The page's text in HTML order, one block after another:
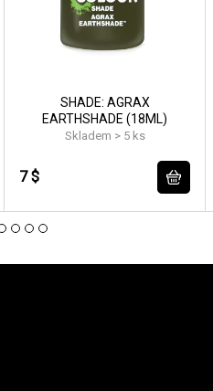
SHADE: AGRAX
EARTHSHADE (18ML)
Skladem > 5 ks
7 $